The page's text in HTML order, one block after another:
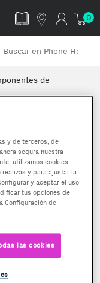
0
de
y de terceros, de
segura nuestra
utilizamos cookies
y para ajustar la
y aceptar el uso
tus opciones de
Configuración de
las cookies